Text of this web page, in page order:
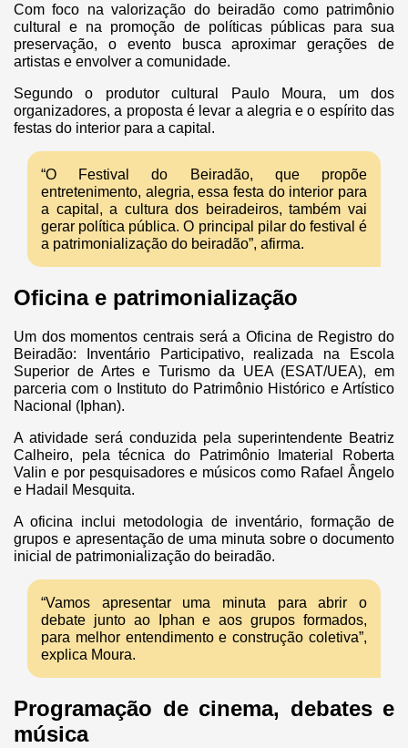
Com foco na valorização do beiradão como patrimônio
cultural e na promoção de políticas públicas para sua
preservação, o evento busca aproximar gerações de
artistas e envolver a comunidade.
Segundo o produtor cultural Paulo Moura, um dos
organizadores, a proposta é levar a alegria e o espírito das
festas do interior para a capital.
“O Festival do Beiradão, que propõe
entretenimento, alegria, essa festa do interior para
a capital, a cultura dos beiradeiros, também vai
gerar política pública. O principal pilar do festival é
a patrimonialização do beiradão”, afirma.
Oficina e patrimonialização
Um dos momentos centrais será a Oficina de Registro do
Beiradão: Inventário Participativo, realizada na Escola
Superior de Artes e Turismo da UEA (ESAT/UEA), em
parceria com o Instituto do Patrimônio Histórico e Artístico
Nacional (Iphan).
A atividade será conduzida pela superintendente Beatriz
Calheiro, pela técnica do Patrimônio Imaterial Roberta
Valin e por pesquisadores e músicos como Rafael Ângelo
e Hadail Mesquita.
A oficina inclui metodologia de inventário, formação de
grupos e apresentação de uma minuta sobre o documento
inicial de patrimonialização do beiradão.
“Vamos apresentar uma minuta para abrir o
debate junto ao Iphan e aos grupos formados,
para melhor entendimento e construção coletiva”,
explica Moura.
Programação de cinema, debates e
música